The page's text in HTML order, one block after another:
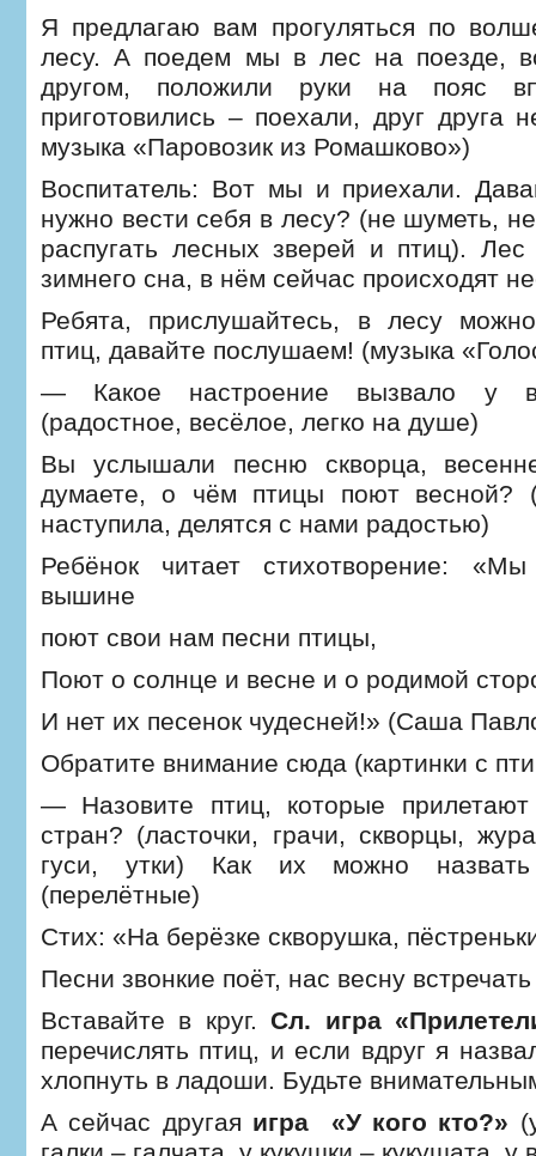
Я предлагаю вам прогуляться по
лесу. А поедем мы в лес на поезде,
другом, положили руки на пояс
приготовились – поехали, друг друга
музыка «Паровозик из Ромашково»)
Воспитатель: Вот мы и приехали.
нужно вести себя в лесу? (не шуметь,
распугать лесных зверей и птиц).
зимнего сна, в нём сейчас происходят
Ребята, прислушайтесь, в лесу
птиц, давайте послушаем! (музыка
— Какое настроение вызвало у
(радостное, весёлое, легко на душе)
Вы услышали песню скворца,
думаете, о чём птицы поют весной?
наступила, делятся с нами радостью)
Ребёнок читает стихотворение:
вышине
поют свои нам песни птицы,
Поют о солнце и весне и о родимой
И нет их песенок чудесней!» (Саша
Обратите внимание сюда (картинки с
— Назовите птиц, которые
стран? (ласточки, грачи, скворцы,
гуси, утки) Как их можно
(перелётные)
Стих: «На берёзке скворушка,
Песни звонкие поёт, нас весну
Вставайте в круг.Сл. игра
перечислять птиц, и если вдруг я
хлопнуть в ладоши. Будьте
А сейчас другая игра «У кого кто?»